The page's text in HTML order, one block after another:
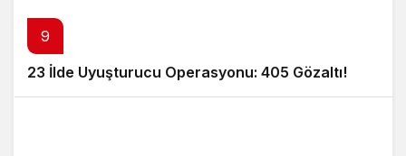
9
23 İlde Uyuşturucu Operasyonu: 405 Gözaltı!